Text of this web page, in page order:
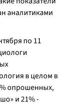
аналитиками
по 11
в целом в
опрошенных,
и 21% -